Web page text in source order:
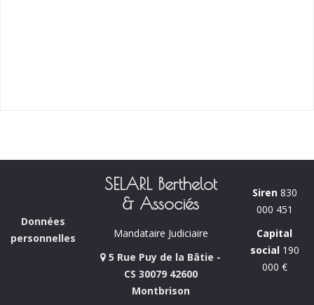
Données
personnelles
SELARL Berthelot
& Associés
Mandataire Judiciaire
5 Rue Puy de la Bâtie -
CS 30079 42600
Montbrison
Siren830
000 451
Capital
social190
000 €